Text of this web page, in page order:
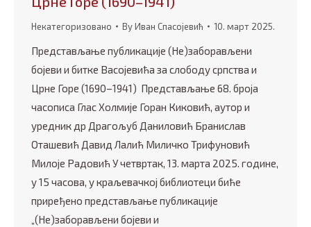
Некатегоризовано ByИван Спасојевић 10. март 2025.
Представљање публикације (Не)заборављени
бојеви и битке Васојевића за слободу српства и
Црне Горе (1690–1941) Представљање 68. броја
часописа Глас Холмије Горан Киковић, аутор и
уредник др Драгољуб Даниловић Бранислав
Оташевић Давид Лалић Миличко Трифуновић
Милоје Радовић У четвртак, 13. марта 2025. године,
у 15 часова, у краљевачкој библиотеци биће
приређено представљање публикације
„(Не)заборављени бојеви и